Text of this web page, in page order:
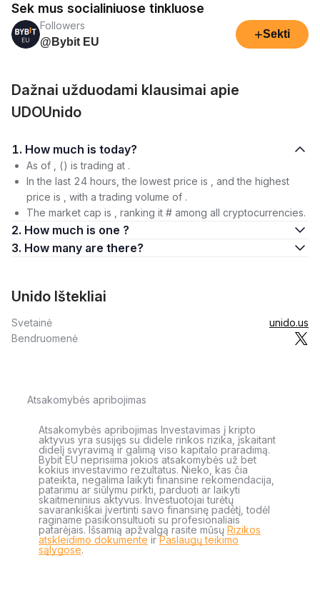
Sek mus socialiniuose tinkluose
Followers
@Bybit EU
+Sekti
Dažnai užduodami klausimai apie
UDOUnido
1. How much is today?
As of , () is trading at .
In the last 24 hours, the lowest price is , and the highest
price is , with a trading volume of .
The market cap is , ranking it # among all cryptocurrencies.
2. How much is one ?
3. How many are there?
Unido Ištekliai
Svetainė
unido.us
Bendruomenė
Atsakomybės apribojimas
Atsakomybės apribojimas Investavimas į kripto
aktyvus yra susijęs su didele rinkos rizika, įskaitant
didelį svyravimą ir galimą viso kapitalo praradimą.
Bybit EU neprisiima jokios atsakomybės už bet
kokius investavimo rezultatus. Nieko, kas čia
pateikta, negalima laikyti finansine rekomendacija,
patarimu ar siūlymu pirkti, parduoti ar laikyti
skaitmeninius aktyvus. Investuotojai turėtų
savarankiškai įvertinti savo finansinę padėtį, todėl
raginame pasikonsultuoti su profesionaliais
patarėjais. Išsamią apžvalgą rasite mūsų Rizikos
atskleidimo dokumente irPaslaugų teikimo
sąlygose.